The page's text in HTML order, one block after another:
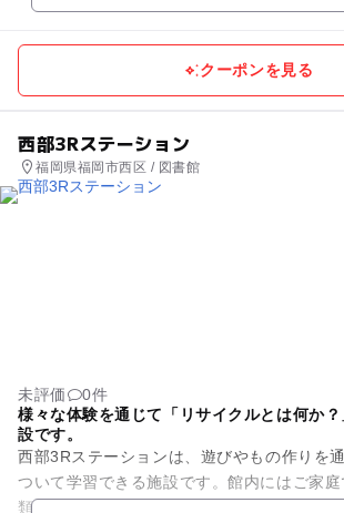
クーポンを見る
西部3Rステーション
福岡県福岡市西区 / 図書館
未評価
0件
様々な体験を通じて「リサイクルとは何か
設です。
西部3Rステーションは、遊びやもの作りを
ついて学習できる施設です。館内にはご家
類・図書の無料引き取り・無料提供を行な